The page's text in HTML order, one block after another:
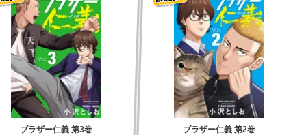
ブラザー仁義 第3巻 ブラザー仁義 第2巻